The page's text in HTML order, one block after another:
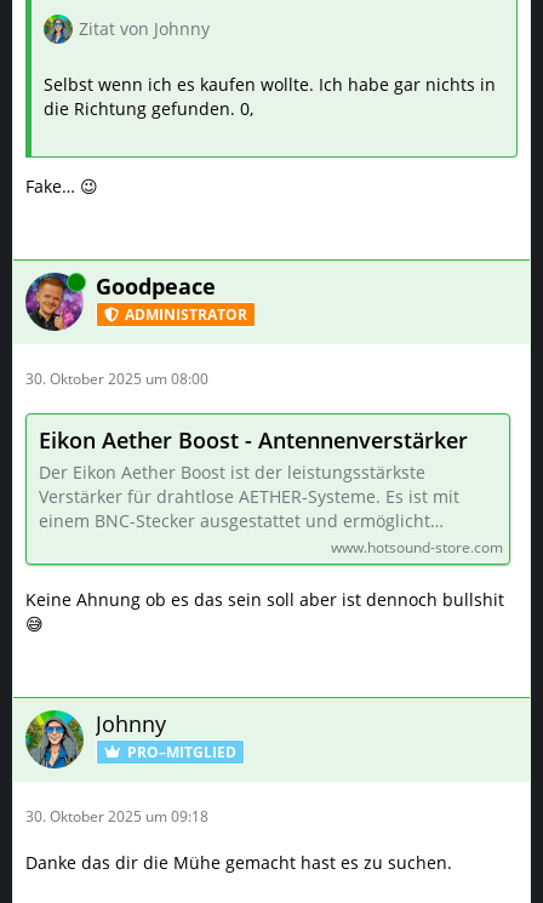
Zitat von Johnny
Selbst wenn ich es kaufen wollte. Ich habe gar nichts in
die Richtung gefunden. 0,
Fake… 😉
Online Goodpeace
ADMINISTRATOR
30. Oktober 2025 um 08:00
Eikon Aether Boost - Antennenverstärker
Der Eikon Aether Boost ist der leistungsstärkste
Verstärker für drahtlose AETHER-Systeme. Es ist mit
einem BNC-Stecker ausgestattet und ermöglicht…
www.hotsound-store.com
Keine Ahnung ob es das sein soll aber ist dennoch bullshit
😅
Johnny
PRO–MITGLIED
30. Oktober 2025 um 09:18
Danke das dir die Mühe gemacht hast es zu suchen.